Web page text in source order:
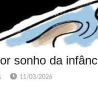
sonho da
11/03/2026